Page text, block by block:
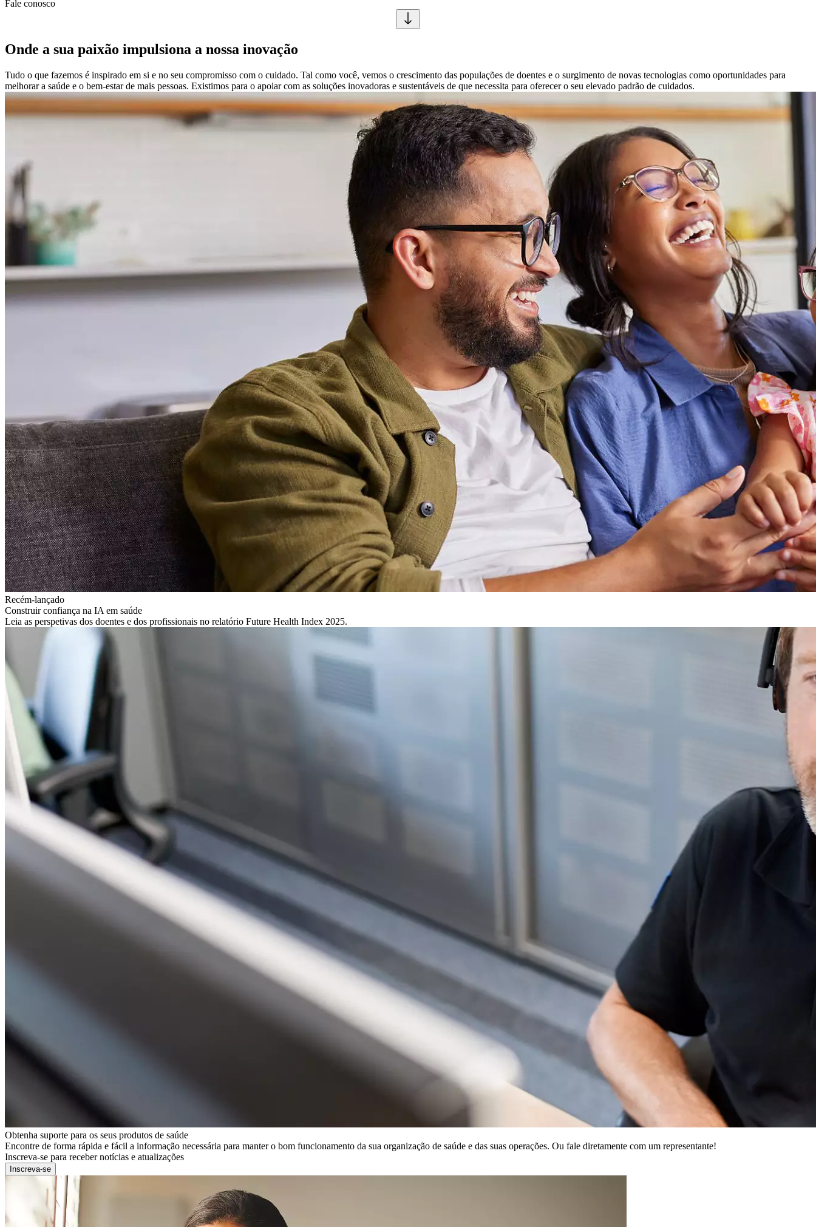
Fale conosco
Onde a sua paixão impulsiona a nossa inovação
Tudo o que fazemos é inspirado em si e no seu compromisso com o cuidado. Tal como você, vemos o crescimento das populações de doentes e o surgimento de novas tecnologias como oportunidades para
melhorar a saúde e o bem-estar de mais pessoas. Existimos para o apoiar com as soluções inovadoras e sustentáveis ​​de que necessita para oferecer o seu elevado padrão de cuidados.
Recém-lançado
Construir confiança na IA em saúde
Leia as perspetivas dos doentes e dos profissionais no relatório Future Health Index 2025.
Obtenha suporte para os seus produtos de saúde
Encontre de forma rápida e fácil a informação necessária para manter o bom funcionamento da sua organização de saúde e das suas operações. Ou fale diretamente com um representante!
Inscreva-se para receber notícias e atualizações
Inscreva-se